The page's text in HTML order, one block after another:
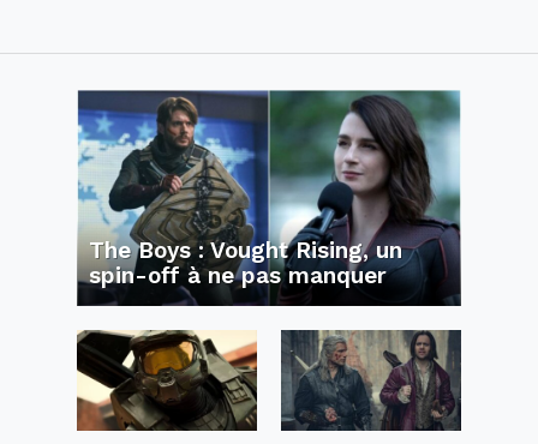
The Boys : Vought Rising, un
spin-off à ne pas manquer